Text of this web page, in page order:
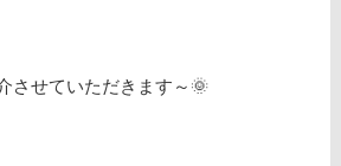
させていただきます～🌞